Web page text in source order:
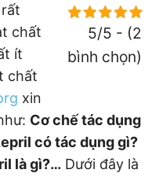
5/5 - (2
bình chọn)
chất
ít
chất
xin
Cơ chế tác dụng
có tác dụng gì?
là gì?… Dưới đây là